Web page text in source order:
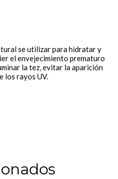
se utilizar para hidratar y
el envejecimiento prematuro
la tez, evitar la aparición
los rayos UV.